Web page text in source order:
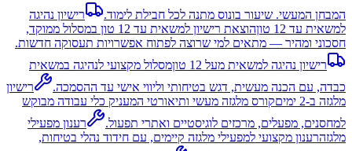
המבחן המעשי. שיעור בונוס מתנה לכל חבילת לימוד.
רישיון נהיגה
למשאית עד 12 טון
הוצאת רישיון למשאית עד 12 טון במסלול ממוקד,
חסכוני ומהיר — מתאים למי שרוצה לפתוח אפשרויות תעסוקה חדשות.
רישיון נהיגה למשאית מעל 12 טון
מסלול מקצועי לנהיגה במשאית
כבדה, עם הכנה מעשית, דגש בטיחותי וליווי אישי עד ההסמכה.
רישיון
מלגזה ב-2 ימים
קורס מלגזה מעשי ותיאורטי המעניק כלי עבודה מבוקש
למחסנים, מפעלים, מרכזים לוגיסטיים ואתרי תפעול.
רענון מפעילי
מלגזהרענון מקצועי למפעילי מלגזה קיימים, עם חידוד נהלי בטיחות,